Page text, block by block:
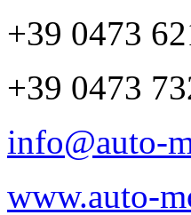
+39 0473
+39 0473
info@auto-
www.auto-